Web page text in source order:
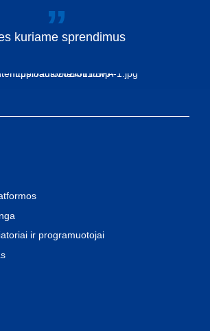
kuriame sprendimus
ir programuotojai